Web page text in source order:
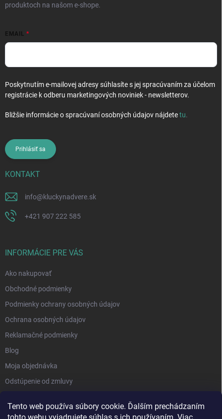
Tento web používa súbory cookie. Ďalším prechádzaním
produktoch na našom e-shope.
EMAIL
Poskytnutím e-mailovej adresy súhlasíte s jej spracúvaním za účelom
registrácie k odberu marketingových noviniek - newsletterov.
Bližšie informácie o spracúvaní osobných údajov nájdetetu.
Prihlásiť sa
KONTAKT
info@kluckynadvere.sk
+421 907 222 585
INFORMÁCIE PRE VÁS
Ako nakupovať
Obchodné podmienky
Podmienky ochrany osobných údajov
Ochrana osobných údajov
Reklamačné podmienky
Blog
Moja objednávka
Odstúpenie od zmluvy